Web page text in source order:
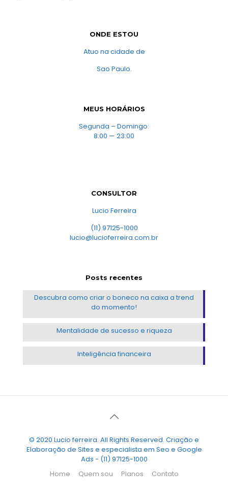
ONDE ESTOU
Atuo na cidade de
Sao Paulo.
MEUS HORÁRIOS
Segunda – Domingo:
8:00 — 23:00
CONSULTOR
Lucio Ferreira
(11) 97125-1000
lucio@lucioferreira.com.br
Posts recentes
Descubra como criar o boneco na caixa a trend
do momento!
Mentalidade de sucesso e riqueza
Inteligência financeira
© 2020 Lucio ferreira. All Rights Reserved. Criação e
Elaboração de Sites e especialista em Seo e Google
Ads - (11) 97125-1000
Home
Quem sou Planos Contato